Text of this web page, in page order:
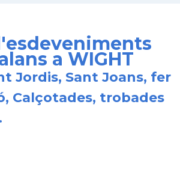
a WIGHT
Jordis, Sant Joans, fer
Calçotades, trobades